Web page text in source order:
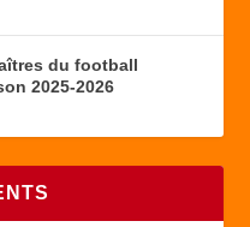
du football
2025-2026